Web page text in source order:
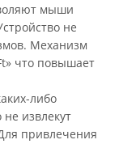
мыши
не
Механизм
что повышает
либо
извлекут
привлечения